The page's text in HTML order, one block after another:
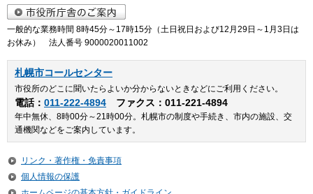
一般的な業務時間 8時45分～17時15分（土日祝日および12月29日～1月3日は
お休み） 法人番号 9000020011002
札幌市コールセンター
市役所のどこに聞いたらよいか分からないときなどにご利用ください。
電話： 011-222-4894 ファクス：011-221-4894
年中無休、8時00分～21時00分。札幌市の制度や手続き、市内の施設、交
通機関などをご案内しています。
リンク・著作権・免責事項
個人情報の保護